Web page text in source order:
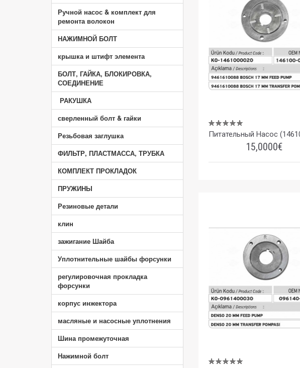
Ручной насос & комплект для
ремонта волокон
НАЖИМНОЙ БОЛТ
крышка и штифт элемента
БОЛТ, ГАЙКА, БЛОКИРОВКА,
СОЕДИНЕНИЕ
РАКУШКА
сверленный болт & гайки
Резьбовая заглушка
ФИЛЬТР, ПЛАСТМАССА, ТРУБКА
КОМПЛЕКТ ПРОКЛАДОК
ПРУЖИНЫ
Резиновые детали
клин
зажигание Шайба
Уплотнительные шайбы форсунки
регулировочная прокладка
форсунки
корпус инжектора
масляные и насосные уплотнения
Шина промежуточная
Нажимной болт
15,0000€